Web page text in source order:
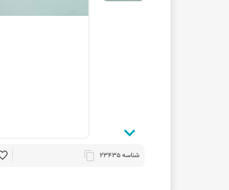
شناسه 23435 content_copy